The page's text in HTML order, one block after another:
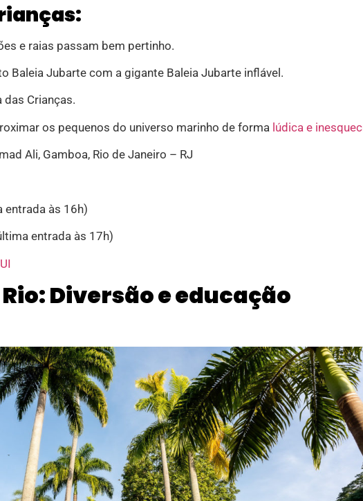
e raias passam bem pertinho.
Baleia Jubarte com a gigante Baleia Jubarte inflável.
das Crianças.
os pequenos do universo marinho de forma lúdica e
Ali, Gamboa, Rio de Janeiro – RJ
entrada às 16h)
entrada às 17h)
Diversão e educação